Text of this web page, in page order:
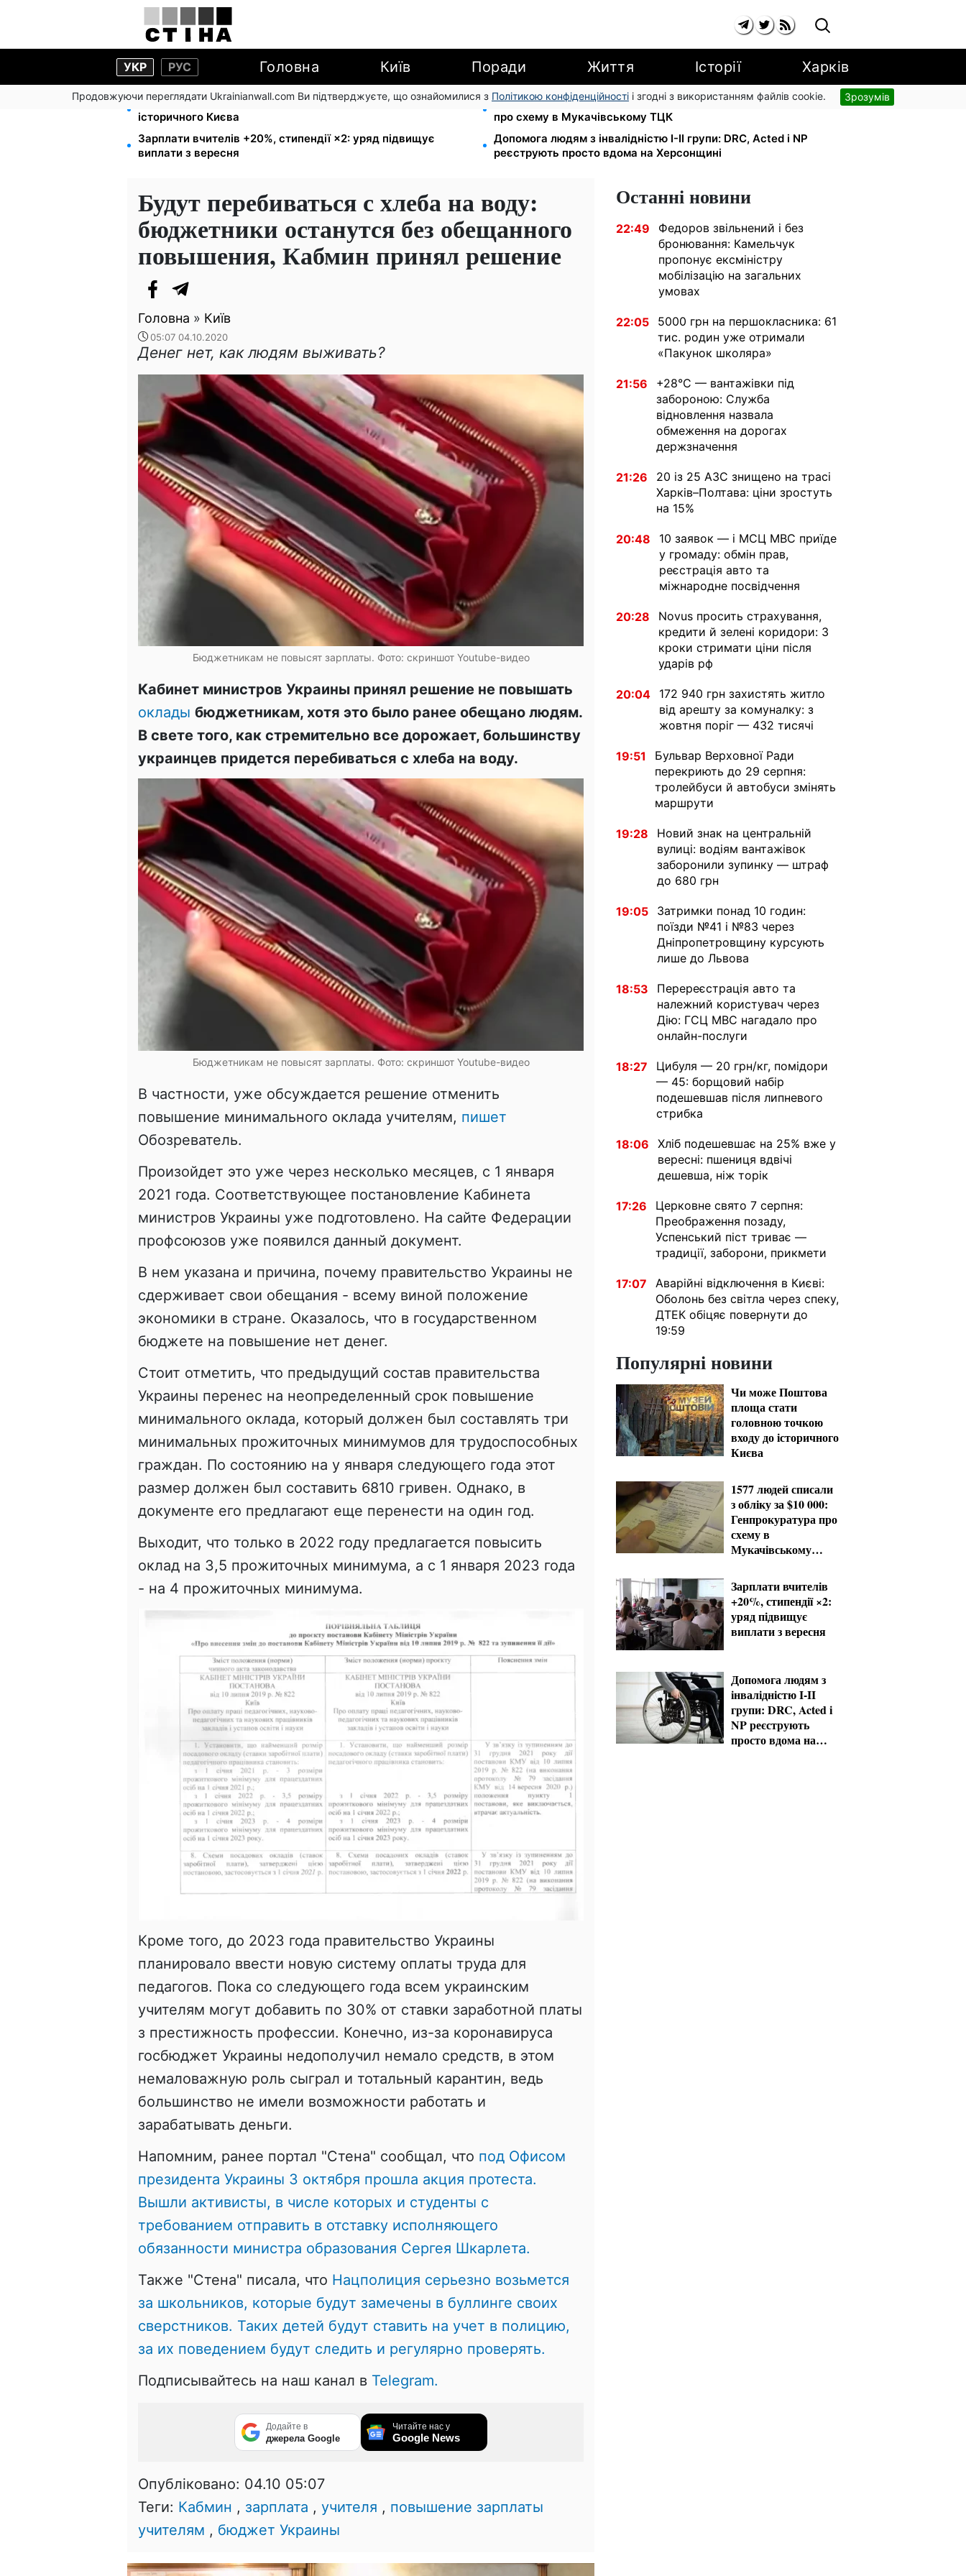
УКР РУС Головна Київ Поради Життя Історії Харків
Продовжуючи переглядати Ukrainianwall.com Ви підтверджуєте, що ознайомилися з Політикою конфіденційності і згодні з використанням файлів cookie. Зрозумів
Чи може Поштова площа стати головною точкою входу до
історичного Києва
1577 людей списали з обліку за $10 000: Генпрокуратура
про схему в Мукачівському ТЦК
Зарплати вчителів +20%, стипендії ×2: уряд підвищує
виплати з вересня
Допомога людям з інвалідністю I-II групи: DRC, Acted і NP
реєструють просто вдома на Херсонщині
Будут перебиваться с хлеба на воду:
бюджетники останутся без обещанного
повышения, Кабмин принял решение
Головна » Київ
05:07 04.10.2020
Денег нет, как людям выживать?
Бюджетникам не повысят зарплаты. Фото: скриншот Youtube-видео
Кабинет министров Украины принял решение не повышать
оклады бюджетникам, хотя это было ранее обещано людям.
В свете того, как стремительно все дорожает, большинству
украинцев придется перебиваться с хлеба на воду.
Бюджетникам не повысят зарплаты. Фото: скриншот Youtube-видео
В частности, уже обсуждается решение отменить
повышение минимального оклада учителям, пишет
Обозреватель.
Произойдет это уже через несколько месяцев, с 1 января
2021 года. Соответствующее постановление Кабинета
министров Украины уже подготовлено. На сайте Федерации
профсоюзов уже появился данный документ.
В нем указана и причина, почему правительство Украины не
сдерживает свои обещания - всему виной положение
экономики в стране. Оказалось, что в государственном
бюджете на повышение нет денег.
Стоит отметить, что предыдущий состав правительства
Украины перенес на неопределенный срок повышение
минимального оклада, который должен был составлять три
минимальных прожиточных минимумов для трудоспособных
граждан. По состоянию на у января следующего года этот
размер должен был составить 6810 гривен. Однако, в
документе его предлагают еще перенести на один год.
Выходит, что только в 2022 году предлагается повысить
оклад на 3,5 прожиточных минимума, а с 1 января 2023 года
- на 4 прожиточных минимума.
Кроме того, до 2023 года правительство Украины
планировало ввести новую систему оплаты труда для
педагогов. Пока со следующего года всем украинским
учителям могут добавить по 30% от ставки заработной платы
з престижность профессии. Конечно, из-за коронавируса
госбюджет Украины недополучил немало средств, в этом
немаловажную роль сыграл и тотальный карантин, ведь
большинство не имели возможности работать и
зарабатывать деньги.
Напомним, ранее портал "Стена" сообщал, что под Офисом
президента Украины 3 октября прошла акция протеста.
Вышли активисты, в числе которых и студенты с
требованием отправить в отставку исполняющего
обязанности министра образования Сергея Шкарлета.
Также "Стена" писала, что Нацполиция серьезно возьмется
за школьников, которые будут замечены в буллинге своих
сверстников. Таких детей будут ставить на учет в полицию,
за их поведением будут следить и регулярно проверять.
Подписывайтесь на наш канал в Telegram.
Додайте в
джерела Google
Читайте нас у
Google News
Опубліковано: 04.10 05:07
Теги: Кабмин , зарплата , учителя , повышение зарплаты
учителям , бюджет Украины
Останні новини
22:49
Федоров звільнений і без
бронювання: Камельчук
пропонує ексміністру
мобілізацію на загальних
умовах
22:05
5000 грн на першокласника: 61
тис. родин уже отримали
«Пакунок школяра»
21:56
+28°C — вантажівки під
забороною: Служба
відновлення назвала
обмеження на дорогах
держзначення
21:26
20 із 25 АЗС знищено на трасі
Харків–Полтава: ціни зростуть
на 15%
20:48
10 заявок — і МСЦ МВС приїде
у громаду: обмін прав,
реєстрація авто та
міжнародне посвідчення
20:28
Novus просить страхування,
кредити й зелені коридори: 3
кроки стримати ціни після
ударів рф
20:04
172 940 грн захистять житло
від арешту за комуналку: з
жовтня поріг — 432 тисячі
19:51
Бульвар Верховної Ради
перекриють до 29 серпня:
тролейбуси й автобуси змінять
маршрути
19:28
Новий знак на центральній
вулиці: водіям вантажівок
заборонили зупинку — штраф
до 680 грн
19:05
Затримки понад 10 годин:
поїзди №41 і №83 через
Дніпропетровщину курсують
лише до Львова
18:53
Перереєстрація авто та
належний користувач через
Дію: ГСЦ МВС нагадало про
онлайн-послуги
18:27
Цибуля — 20 грн/кг, помідори
— 45: борщовий набір
подешевшав після липневого
стрибка
18:06
Хліб подешевшає на 25% вже у
вересні: пшениця вдвічі
дешевша, ніж торік
17:26
Церковне свято 7 серпня:
Преображення позаду,
Успенський піст триває —
традиції, заборони, прикмети
17:07
Аварійні відключення в Києві:
Оболонь без світла через спеку,
ДТЕК обіцяє повернути до
19:59
Популярні новини
Чи може Поштова
площа стати
головною точкою
входу до історичного
Києва
1577 людей списали
з обліку за $10 000:
Генпрокуратура про
схему в
Мукачівському
Зарплати вчителів
+20%, стипендії ×2:
уряд підвищує
виплати з вересня
Допомога людям з
інвалідністю I-II
групи: DRC, Acted і
NP реєструють
просто вдома на